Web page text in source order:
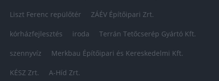
Liszt Ferenc repülőtér ZÁÉV Építőipari Zrt.
kórházfejlesztés iroda Terrán Tetőcserép Gyártó Kft.
szennyvíz Merkbau Építőipari és Kereskedelmi Kft.
KÉSZ Zrt. A-Híd Zrt.